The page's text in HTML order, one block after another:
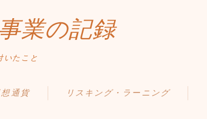
業の記録
いたこと
通貨 リスキング・ラーニング